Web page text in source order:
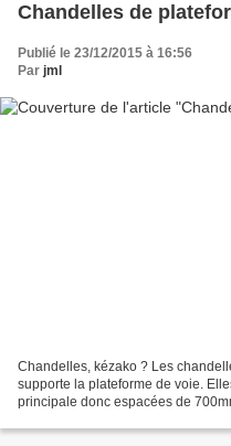
Chandelles de
Publié le 23/12/2015 à 16:56
Par jml
Chandelles, kézako ? Les
supporte la plateforme de voie.
principale donc espacées de